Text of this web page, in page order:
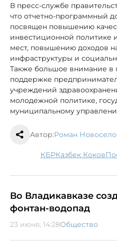
В пресс-службе
что отчетно-программный
посвящен повышению
инвестиционной политике
мест, повышению доходов
инфраструктуры и
Также большое внимание в
поддержке
учреждений
молодежной политике,
муниципальному
Автор:Роман
КБР Казбек Коков
Во Владикавказе
фонтан-водопад
23 июня, 14:28Общество